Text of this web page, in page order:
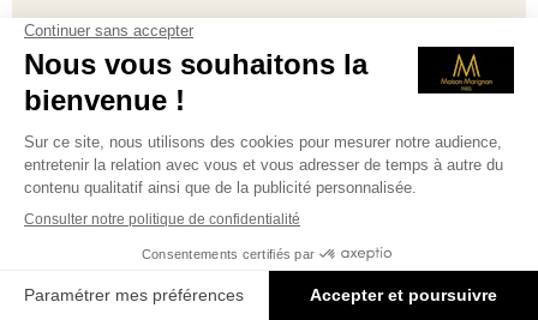
Samedi : 10h – 18h
Dimanche : fermé
ESPACE PROFESSIONNELS DE SANTÉ
FORMATIONS MÉDICALES — ÉCOLE MARIGNAN